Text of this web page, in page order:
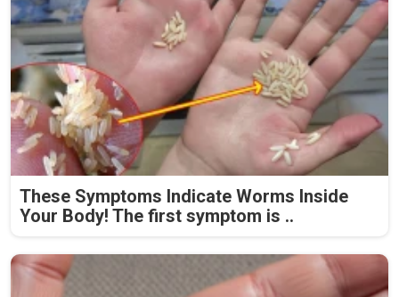
These Symptoms Indicate Worms Inside
Your Body! The first symptom is ..